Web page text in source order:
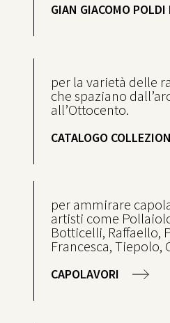
GIAN GIACOMO POLDI
per la varietà delle
che spaziano
all’Ottocento.
CATALOGO
per ammirare
artisti come
Botticelli, Raffaello,
Francesca, Tiepolo,
CAPOLAVORI